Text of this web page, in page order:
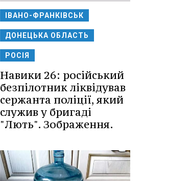
ІВАНО-ФРАНКІВСЬК
ДОНЕЦЬКА ОБЛАСТЬ
РОСІЯ
Навики 26: російський
безпілотник ліквідував
сержанта поліції, який
служив у бригаді
"Лють". Зображення.